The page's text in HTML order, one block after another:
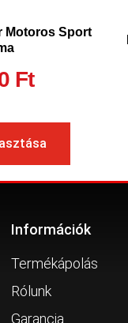
Motoros Sport
Ft
Információk
Termékápolás
Rólunk
Garancia